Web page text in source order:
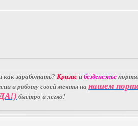
как заработать? Кризис и безденежье
и работу своей мечты на нашем
быстро и легко!